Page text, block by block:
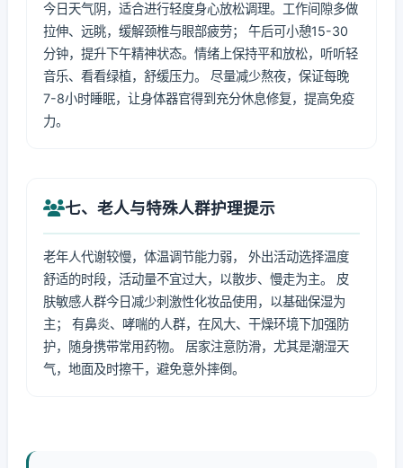
今日天气阴，适合进行轻度身心放松调理。工作间隙多做
拉伸、远眺，缓解颈椎与眼部疲劳； 午后可小憩15-30
分钟，提升下午精神状态。情绪上保持平和放松，听听轻
音乐、看看绿植，舒缓压力。 尽量减少熬夜，保证每晚
7-8小时睡眠，让身体器官得到充分休息修复，提高免疫
力。
七、老人与特殊人群护理提示
老年人代谢较慢，体温调节能力弱， 外出活动选择温度
舒适的时段，活动量不宜过大，以散步、慢走为主。 皮
肤敏感人群今日减少刺激性化妆品使用，以基础保湿为
主； 有鼻炎、哮喘的人群，在风大、干燥环境下加强防
护，随身携带常用药物。 居家注意防滑，尤其是潮湿天
气，地面及时擦干，避免意外摔倒。